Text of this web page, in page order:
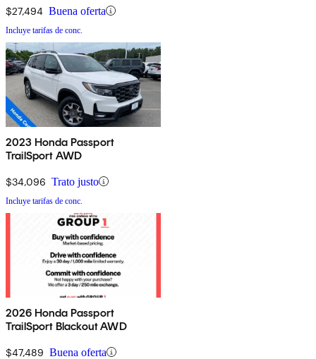
$27,494 Buena oferta
Incluye tarifas de conc.
2023 Honda Passport
TrailSport AWD
$34,096 Trato justo
Incluye tarifas de conc.
2026 Honda Passport
TrailSport Blackout AWD
$47,489 Buena oferta